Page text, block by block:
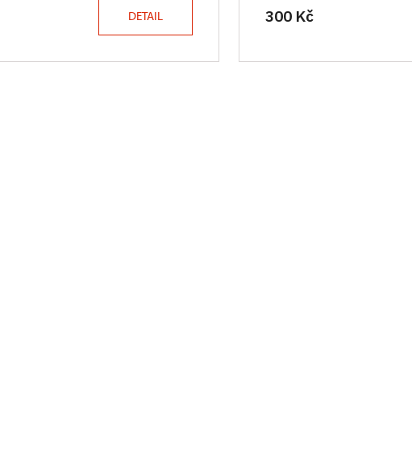
DETAIL 300 Kč